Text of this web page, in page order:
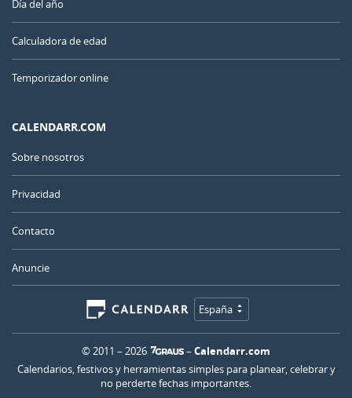
Día del año
Calculadora de edad
Temporizador online
CALENDARR.COM
Sobre nosotros
Privacidad
Contacto
Anuncie
España
© 2011 – 2026 – Calendarr.com
Calendarios, festivos y herramientas simples para planear, celebrar y
no perderte fechas importantes.